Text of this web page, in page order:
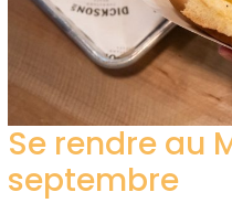
Se rendre au
septembre